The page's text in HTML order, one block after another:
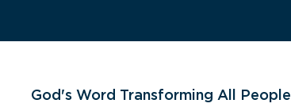
God's Word Transforming All People